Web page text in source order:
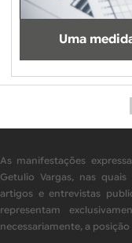
Uma
As manifestações
Getulio Vargas, nas
artigos e entrevistas
representam
necessariamente, a